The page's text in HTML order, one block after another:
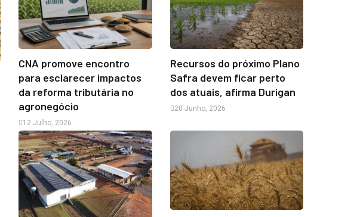
CNA promove encontro
para esclarecer impactos
da reforma tributária no
agronegócio
12 Julho, 2026
Recursos do próximo Plano
Safra devem ficar perto
dos atuais, afirma Durigan
20 Junho, 2026